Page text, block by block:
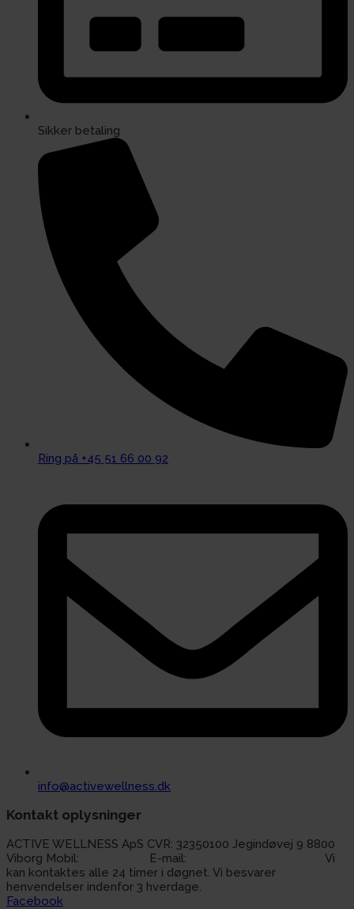
Sikker betaling
Ring på +45 51 66 00 92
info@activewellness.dk
Kontakt oplysninger
ACTIVE WELLNESS ApS CVR: 32350100 Jegindøvej 9 8800
Viborg Mobil:
E-mail:
Vi
kan kontaktes alle 24 timer i døgnet. Vi besvarer
henvendelser indenfor 3 hverdage.
Facebook